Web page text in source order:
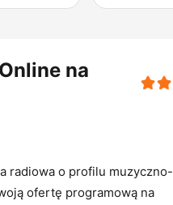
na
radiowa o profilu muzyczno-
ofertę programową na